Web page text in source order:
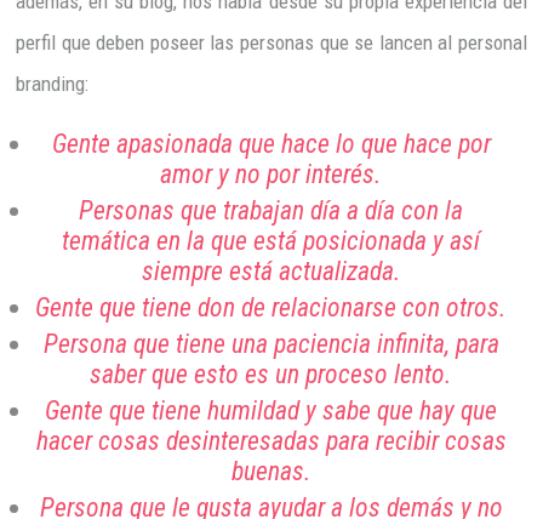
perfil que deben poseer las personas que se lancen al personal
branding:
Gente apasionada que hace lo que hace por
amor y no por interés.
Personas que trabajan día a día con la
temática en la que está posicionada y así
siempre está actualizada.
Gente que tiene don de relacionarse con otros.
Persona que tiene una paciencia infinita, para
saber que esto es un proceso lento.
Gente que tiene humildad y sabe que hay que
hacer cosas desinteresadas para recibir cosas
buenas.
Persona que le gusta ayudar a los demás y no